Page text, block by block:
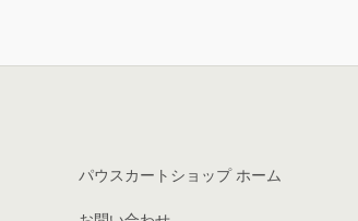
パウスカートショップ ホーム